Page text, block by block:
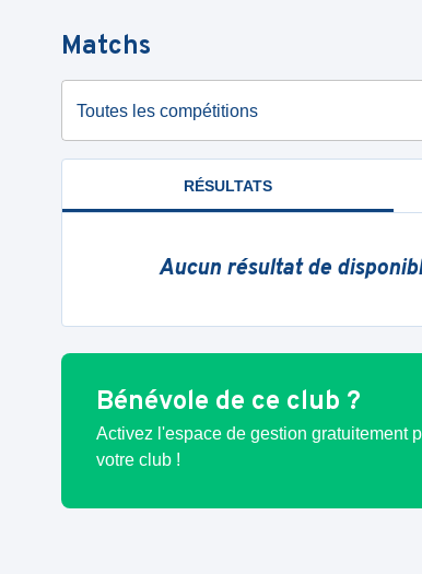
Matchs
Toutes les compétitions
RÉSULTATS
Aucun résultat de
Bénévole de ce club ?
Activez l'espace de gestion gratuitement
votre club !